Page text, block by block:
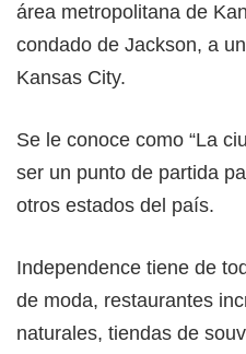
área metropolitana de
condado de Jackson, a
Kansas City.
Se le conoce como “La
ser un punto de partida
otros estados del país.
Independence tiene de
de moda, restaurantes
naturales, tiendas de